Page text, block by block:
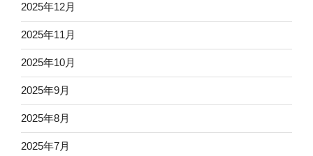
2025年12月
2025年11月
2025年10月
2025年9月
2025年8月
2025年7月